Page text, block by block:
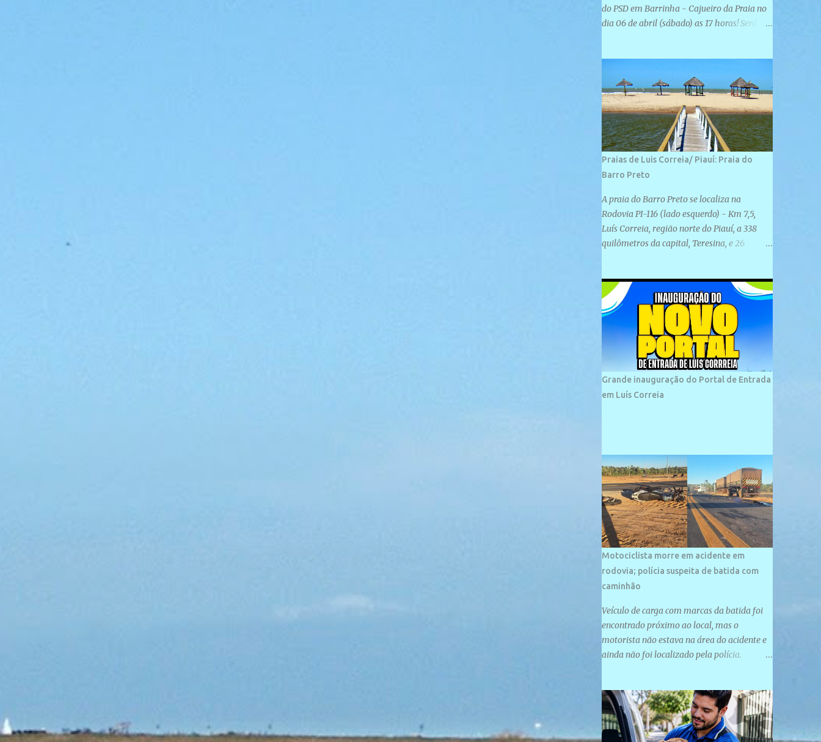
do PSD em Barrinha - Cajueiro da Praia no
dia 06 de abril (sábado) as 17 horas! Será
localizada na Rua São José, 98 Barrinha -
Cajueiro da Praia.
Praias de Luis Correia/ Piauí: Praia do
Barro Preto
A praia do Barro Preto se localiza na
Rodovia PI-116 (lado esquerdo) - Km 7,5,
Luís Correia, região norte do Piauí, a 338
quilômetros da capital, Teresina, e 26
plana e retilínea na maior parte de sua
extensão, chegando a mais ou menos a 1,5
km de paisagens exuberantes. Possui ondas
suaves devido ao extensivo molhe de pedras
que não chegam a 2 metros de altura, não
apresentando dunas em seu espaço
geográfico. Não se sabe ao certo porque a
praia leva esse nome, e muitas das suas
vizinhos. O bairro onde se localiza a praia é
palco de amplos investimentos e projetos
grandiosos como hotéis, pousadas e
residências de veraneio de grande porte. O
maior empreendimento fixado nessa área é
o SESC Praia, inaugurado em 12 de julho de
1996. Com arquitetura moderna,...
Grande inauguração do Portal de Entrada
em Luís Correia
Motociclista morre em acidente em
rodovia; polícia suspeita de batida com
caminhão
Veículo de carga com marcas da batida foi
encontrado próximo ao local, mas o
motorista não estava na área do acidente e
ainda não foi localizado pela polícia.
Divulgação/PMPI João Pedro de Sousa
Santos morreu na manhã desta sexta-feira
(31) em um acidente na PI-247, na zona